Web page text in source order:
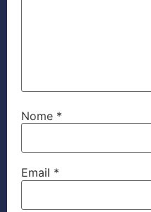
Nome *
Email *